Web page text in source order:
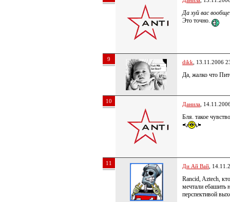
Да хуй вас
Это точно.
9 dikk , 13.11.2006
Да, жалко что
10 Данила ,
Бля. такое
11 Ди Ай Вай ,
Rancid, Aztech,
мечтали ебашить
перспективой